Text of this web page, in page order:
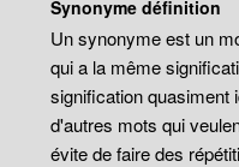
Synonyme définition
Un synonyme est un
qui a la même
signification quasiment
d'autres mots qui
évite de faire des